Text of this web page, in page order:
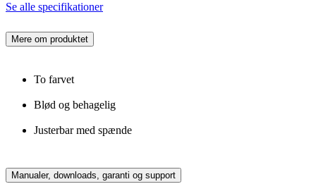
Se alle specifikationer
Mere om produktet
To farvet
Blød og behagelig
Justerbar med spænde
Manualer, downloads, garanti og support